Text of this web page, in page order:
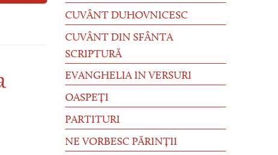
CUVÂNT DUHOVNICESC
CUVÂNT DIN SFÂNTA
SCRIPTURĂ
EVANGHELIA IN VERSURI
OASPEȚI
PARTITURI
NE VORBESC PĂRINȚII